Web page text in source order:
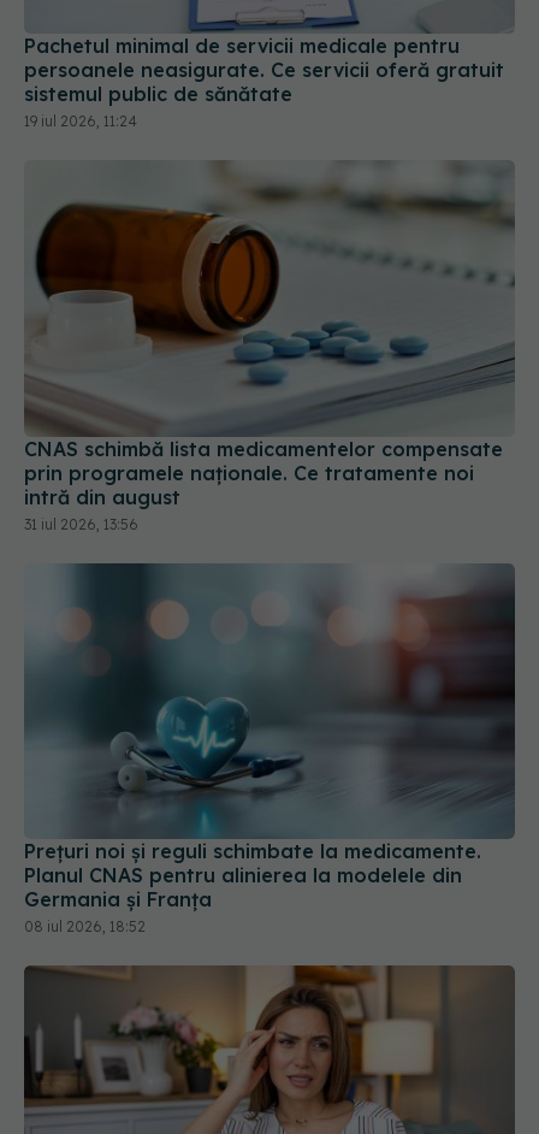
Pachetul minimal de servicii medicale pentru
persoanele neasigurate. Ce servicii oferă gratuit
sistemul public de sănătate
19 iul 2026, 11:24
CNAS schimbă lista medicamentelor compensate
prin programele naționale. Ce tratamente noi
intră din august
31 iul 2026, 13:56
Prețuri noi și reguli schimbate la medicamente.
Planul CNAS pentru alinierea la modelele din
Germania și Franța
08 iul 2026, 18:52